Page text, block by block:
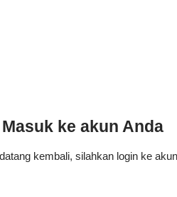
Masuk ke akun Anda
kembali, silahkan login ke